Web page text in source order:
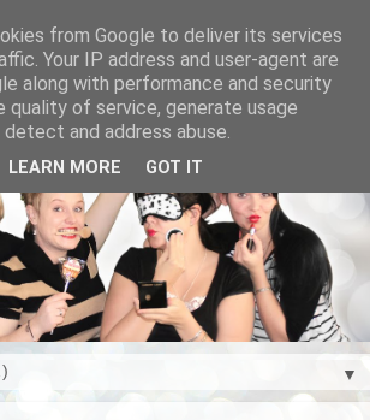
▼
from Google to deliver its services
Your IP address and user-agent are
along with performance and security
quality of service, generate usage
and address abuse.
LEARN MORE GOT IT